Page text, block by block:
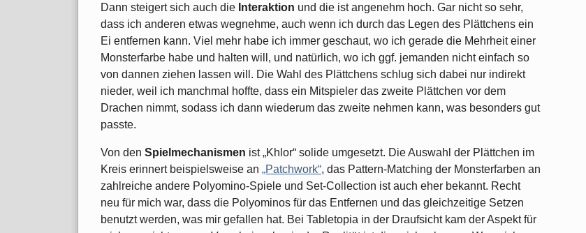
Dann steigert sich auch die Interaktion und die ist angenehm hoch. Gar nicht so sehr,
dass ich anderen etwas wegnehme, auch wenn ich durch das Legen des Plättchens ein
Ei entfernen kann. Viel mehr habe ich immer geschaut, wo ich gerade die Mehrheit einer
Monsterfarbe habe und halten will, und natürlich, wo ich ggf. jemanden nicht einfach so
von dannen ziehen lassen will. Die Wahl des Plättchens schlug sich dabei nur indirekt
nieder, weil ich manchmal hoffte, dass ein Mitspieler das zweite Plättchen vor dem
Drachen nimmt, sodass ich dann wiederum das zweite nehmen kann, was besonders gut
passte.
Von den Spielmechanismen ist „Khlor“ solide umgesetzt. Die Auswahl der Plättchen im
Kreis erinnert beispielsweise an „Patchwork“, das Pattern-Matching der Monsterfarben an
zahlreiche andere Polyomino-Spiele und Set-Collection ist auch eher bekannt. Recht
neu für mich war, dass die Polyominos für das Entfernen und das gleichzeitige Setzen
benutzt werden, was mir gefallen hat. Bei Tabletopia in der Draufsicht kam der Aspekt für